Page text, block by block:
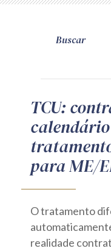
Guia de
TCU:
para ME/
O tratamento
realidade